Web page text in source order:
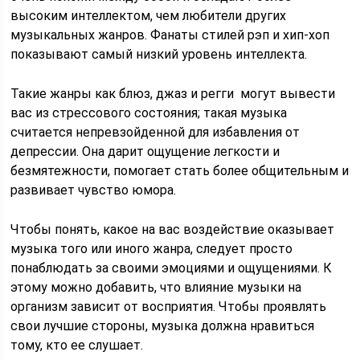
высоким интеллектом, чем любители других
музыкальных жанров. Фанаты стилей рэп и хип-хоп
показывают самый низкий уровень интеллекта.
Такие жанры как блюз, джаз и регги могут вывести
вас из стрессового состояния; такая музыка
считается непревзойденной для избавления от
депрессии. Она дарит ощущение легкости и
безмятежности, помогает стать более общительным и
развивает чувство юмора.
Чтобы понять, какое на вас воздействие оказывает
музыка того или иного жанра, следует просто
понаблюдать за своими эмоциями и ощущениями. К
этому можно добавить, что влияние музыки на
организм зависит от восприятия. Чтобы проявлять
свои лучшие стороны, музыка должна нравиться
тому, кто ее слушает.